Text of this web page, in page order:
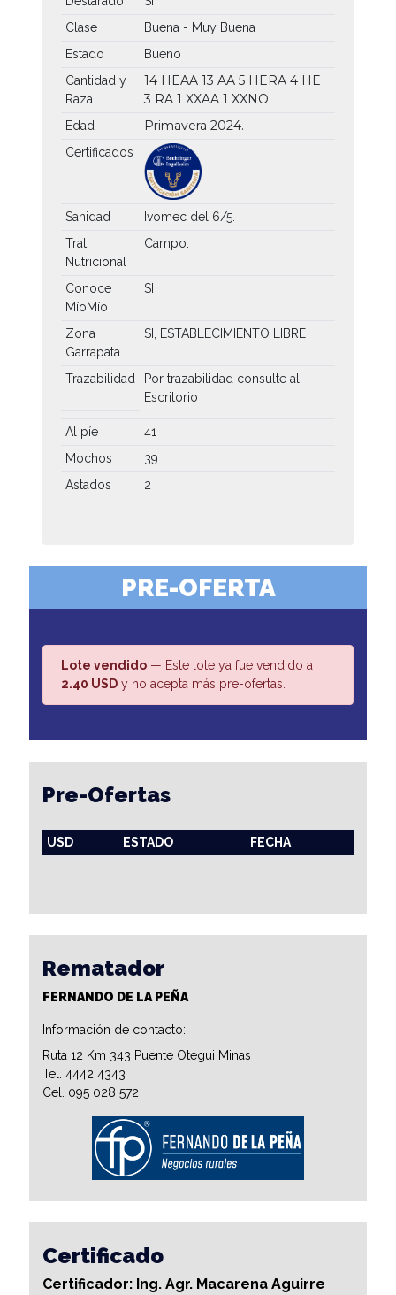
Clase
Buena - Muy Buena
Estado
Bueno
Cantidad y
Raza
14 HEAA 13 AA 5 HERA 4 HE
3 RA 1 XXAA 1 XXNO
Edad Primavera 2024.
Certificados
Sanidad
Ivomec del 6/5.
Trat.
Nutricional
Campo.
Conoce
MíoMío
SI
Zona
Garrapata
SI, ESTABLECIMIENTO LIBRE
Trazabilidad
Por trazabilidad consulte al
Escritorio
Al píe
41
Mochos
39
Astados
2
PRE-OFERTA
Lote vendido — Este lote ya fue vendido a
2.40 USD y no acepta más pre-ofertas.
Pre-Ofertas
USD ESTADO FECHA
Rematador
FERNANDO DE LA PEÑA
Información de contacto:
Ruta 12 Km 343 Puente Otegui Minas
Tel. 4442 4343
Cel. 095 028 572
Certificado
Certificador: Ing. Agr. Macarena Aguirre